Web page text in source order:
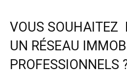
VOUS SOUHAITEZ
UN RÉSEAU
PROFESSIONNELS